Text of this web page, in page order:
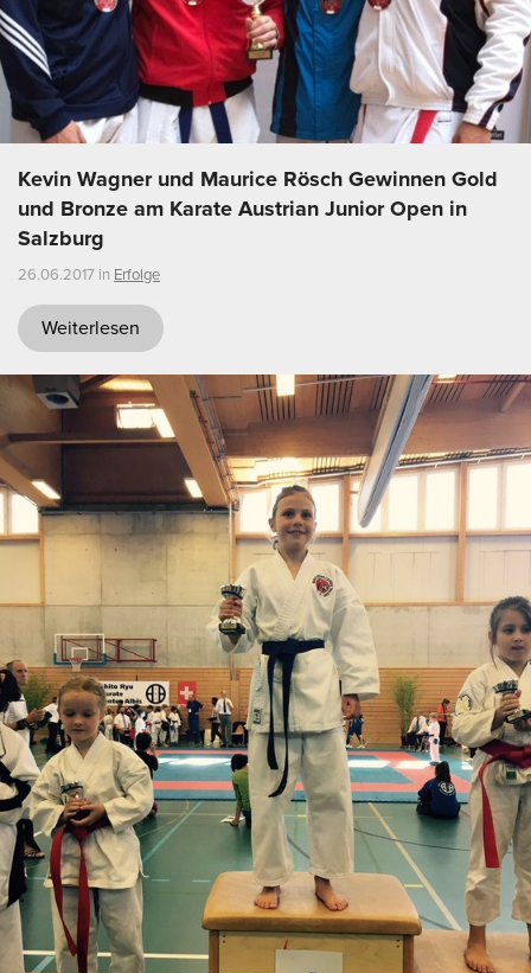
Kevin Wagner und Maurice Rösch Gewinnen Gold
und Bronze am Karate Austrian Junior Open in
Salzburg
26.06.2017 in Erfolge
Weiterlesen